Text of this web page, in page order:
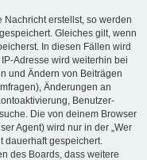
erstellst, so werden
Gleiches gilt, wenn
In diesen Fällen wird
Adresse wird weiterhin bei
und Ändern von Beiträgen
Änderungen an
Benutzer-
Die von deinem Browser
Agent) wird nur in der „Wer
dauerhaft gespeichert.
des Boards, dass weitere